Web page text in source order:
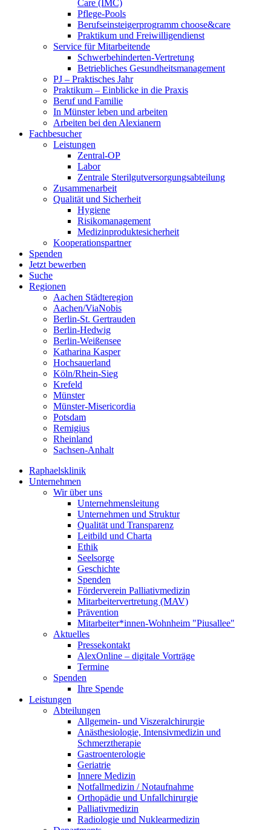
Care (IMC)
Pflege-Pools
Berufseinsteigerprogramm choose&care
Praktikum und Freiwilligendienst
Service für Mitarbeitende
Schwerbehinderten-Vertretung
Betriebliches Gesundheitsmanagement
PJ – Praktisches Jahr
Praktikum – Einblicke in die Praxis
Beruf und Familie
In Münster leben und arbeiten
Arbeiten bei den Alexianern
Fachbesucher
Leistungen
Zentral-OP
Labor
Zentrale Sterilgutversorgungsabteilung
Zusammenarbeit
Qualität und Sicherheit
Hygiene
Risikomanagement
Medizinproduktesicherheit
Kooperationspartner
Spenden
Jetzt bewerben
Suche
Regionen
Aachen Städteregion
Aachen/ViaNobis
Berlin-St. Gertrauden
Berlin-Hedwig
Berlin-Weißensee
Katharina Kasper
Hochsauerland
Köln/Rhein-Sieg
Krefeld
Münster
Münster-Misericordia
Potsdam
Remigius
Rheinland
Sachsen-Anhalt
Raphaelsklinik
Unternehmen
Wir über uns
Unternehmensleitung
Unternehmen und Struktur
Qualität und Transparenz
Leitbild und Charta
Ethik
Seelsorge
Geschichte
Spenden
Förderverein Palliativmedizin
Mitarbeitervertretung (MAV)
Prävention
Mitarbeiter*innen-Wohnheim "Piusallee"
Aktuelles
Pressekontakt
AlexOnline – digitale Vorträge
Termine
Spenden
Ihre Spende
Leistungen
Abteilungen
Allgemein- und Viszeralchirurgie
Anästhesiologie, Intensivmedizin und
Schmerztherapie
Gastroenterologie
Geriatrie
Innere Medizin
Notfallmedizin / Notaufnahme
Orthopädie und Unfallchirurgie
Palliativmedizin
Radiologie und Nuklearmedizin